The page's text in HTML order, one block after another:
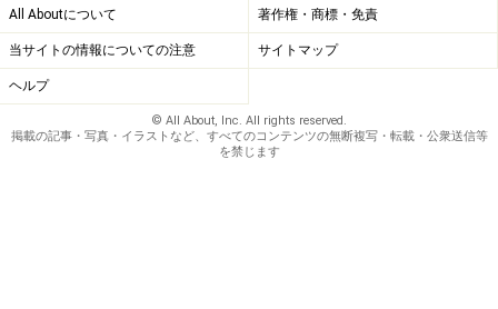
All Aboutについて 著作権・商標・免責
当サイトの情報についての注意 サイトマップ
ヘルプ
© All About, Inc. All rights reserved.
掲載の記事・写真・イラストなど、すべてのコンテンツの無断複写・転載・公衆送信等
を禁じます